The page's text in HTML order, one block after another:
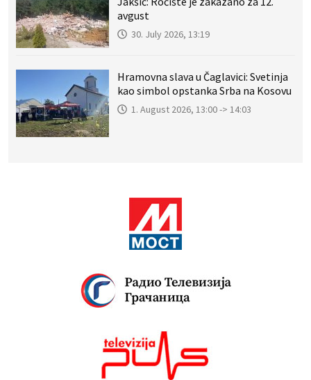
avgust
30. July 2026, 13:19
Hramovna slava u Čaglavici: Svetinja
kao simbol opstanka Srba na Kosovu
1. August 2026, 13:00 -> 14:03